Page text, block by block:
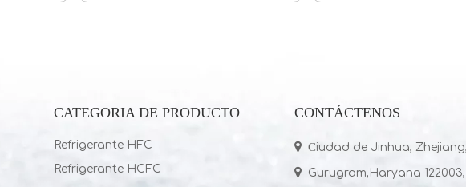
CATEGORIA DE PRODUCTO
Refrigerante HFC
Refrigerante HCFC
CONTÁCTENOS
 Ciudad de Jinhua,
 Gurugram,Haryana